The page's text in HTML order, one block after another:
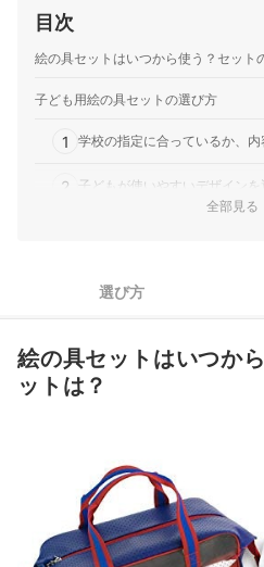
目次
絵の具セットはいつから使う？セット
子ども用絵の具セットの選び方
1 学校の指定に合っているか、内
2 子どもが使いやすいデザインを
5 どれにするか迷ったらメーカ
子ども用絵の具セット全32商品おすす
全部見る
選び方
絵の具セットはいつか
ットは？